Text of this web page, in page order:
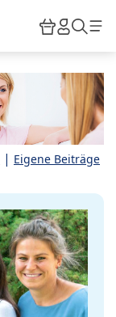
HiPP
| Eigene Beiträge